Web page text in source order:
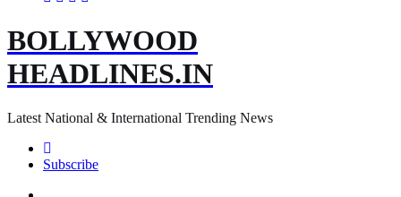
BOLLYWOOD
HEADLINES.IN
Latest National & International Trending News
Subscribe